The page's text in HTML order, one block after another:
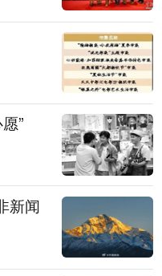
”
新闻